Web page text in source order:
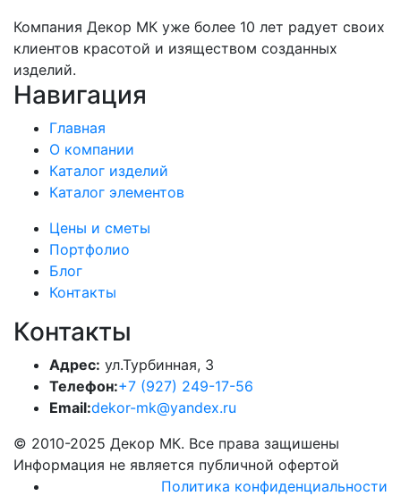
Компания Декор МК уже более 10 лет радует своих
клиентов красотой и изяществом созданных
изделий.
Навигация
Главная
О компании
Каталог изделий
Каталог элементов
Цены и сметы
Портфолио
Блог
Контакты
Контакты
Адрес: ул.Турбинная, 3
Телефон:+7 (927) 249-17-56
Email:dekor-mk@yandex.ru
© 2010-2025 Декор МК. Все права защишены
Информация не является публичной офертой
Политика конфиденциальности